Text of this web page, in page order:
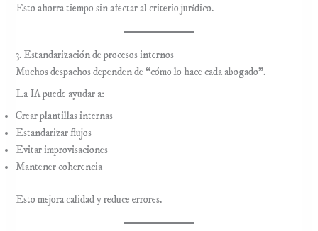
Esto ahorra tiempo sin afectar al criterio jurídico.
3. Estandarización de procesos internos
Muchos despachos dependen de “cómo lo hace cada abogado”.
La IA puede ayudar a:
Crear plantillas internas
Estandarizar flujos
Evitar improvisaciones
Mantener coherencia
Esto mejora calidad y reduce errores.